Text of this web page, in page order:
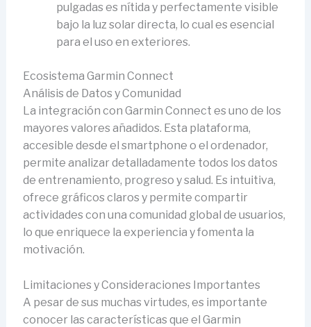
pulgadas es nítida y perfectamente visible
bajo la luz solar directa, lo cual es esencial
para el uso en exteriores.
Ecosistema Garmin Connect
Análisis de Datos y Comunidad
La integración con Garmin Connect es uno de los
mayores valores añadidos. Esta plataforma,
accesible desde el smartphone o el ordenador,
permite analizar detalladamente todos los datos
de entrenamiento, progreso y salud. Es intuitiva,
ofrece gráficos claros y permite compartir
actividades con una comunidad global de usuarios,
lo que enriquece la experiencia y fomenta la
motivación.
Limitaciones y Consideraciones Importantes
A pesar de sus muchas virtudes, es importante
conocer las características que el Garmin